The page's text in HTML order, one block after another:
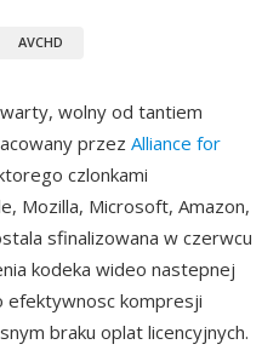
AVCHD
wolny od tantiem
przez Alliance for
czlonkami
Mozilla, Microsoft, Amazon,
sfinalizowana w czerwcu
kodeka wideo nastepnej
efektywnosc kompresji
braku oplat licencyjnych.